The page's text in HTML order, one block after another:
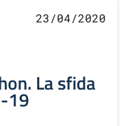
23/04/2020
La sfida
19